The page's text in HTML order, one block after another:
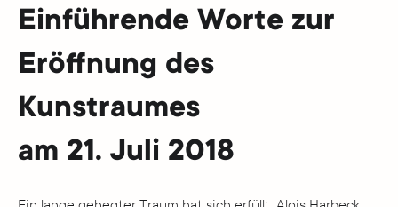
Einführende Worte zur
Eröffnung des
Kunstraumes
am 21. Juli 2018